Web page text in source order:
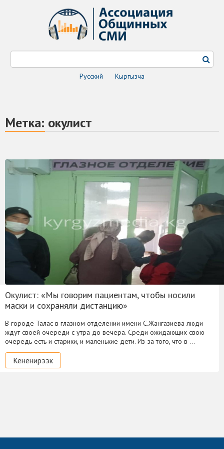
Русский Кыргызча
Метка: окулист
Окулист: «Мы говорим пациентам, чтобы носили
маски и сохраняли дистанцию»
В городе Талас в глазном отделении имени С.Жангазиева люди
ждут своей очереди с утра до вечера. Среди ожидающих свою
очередь есть и старики, и маленькие дети. Из-за того, что в …
Кененирээк